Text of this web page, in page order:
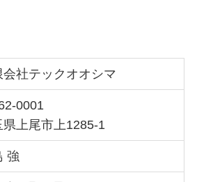
会社テックオオシマ
0001
県上尾市上1285-1
強